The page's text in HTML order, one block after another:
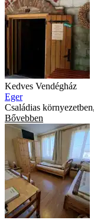
Kedves Vendégház
Eger
Családias
Bővebben